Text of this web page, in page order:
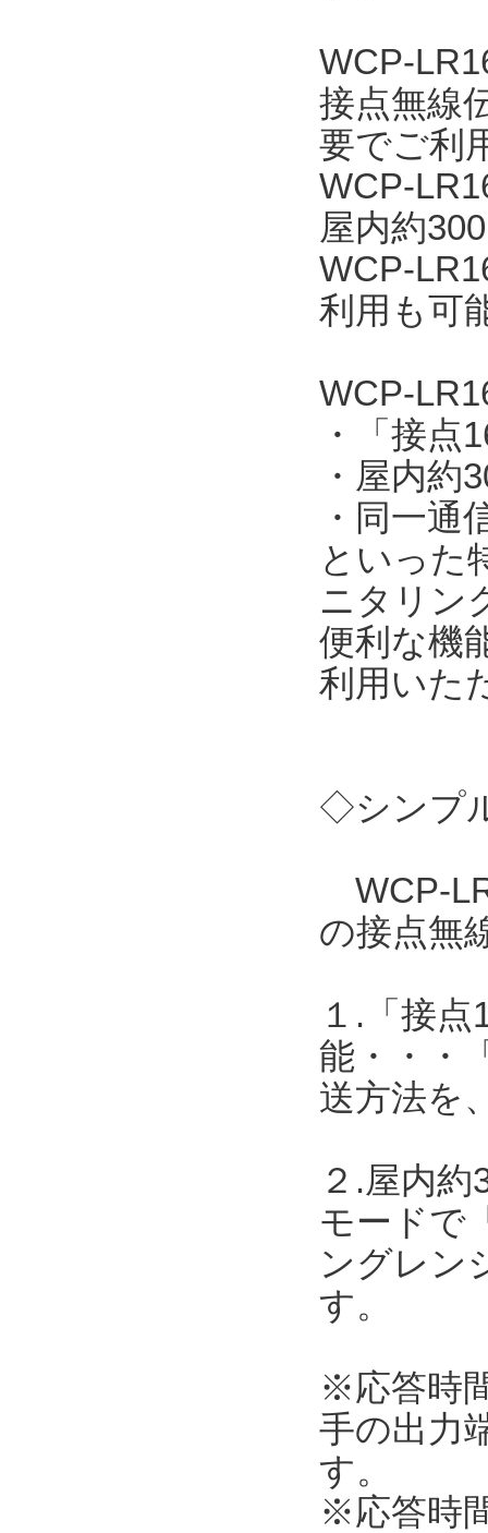
WCP-
接点無線
要でご利
WCP-
屋内約
WCP-
利用も可
WCP-
・「接点
・屋内約
・同一通
といった
ニタリン
便利な機
利用いた
◇シンプ
WCP-
の接点無
１.「接
能・・・
送方法を
２.屋内
モードで
ングレン
す。
※応答時
手の出力
す。
※応答時